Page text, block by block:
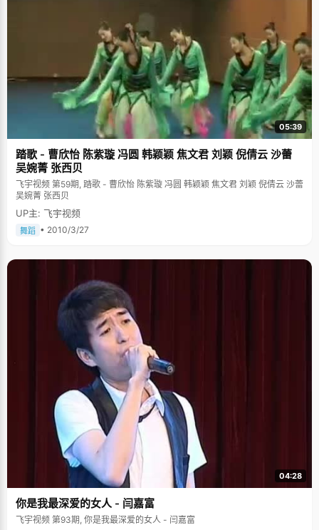
05:39
踏歌 - 曹欣怡 陈紫璇 冯圆 韩颖颖 焦文君 刘颖 倪倩云 沙蕾
吴婉菁 张西贝
飞宇视频 第59期, 踏歌 - 曹欣怡 陈紫璇 冯圆 韩颖颖 焦文君 刘颖 倪倩云 沙蕾
吴婉菁 张西贝
UP主: 飞宇视频
舞蹈 • 2010/3/27
04:28
你是我最深爱的女人 - 闫嘉富
飞宇视频 第93期, 你是我最深爱的女人 - 闫嘉富